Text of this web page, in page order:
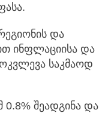
და
ინფლაციისა და
საკმაოდ
0.8% შეადგინა და